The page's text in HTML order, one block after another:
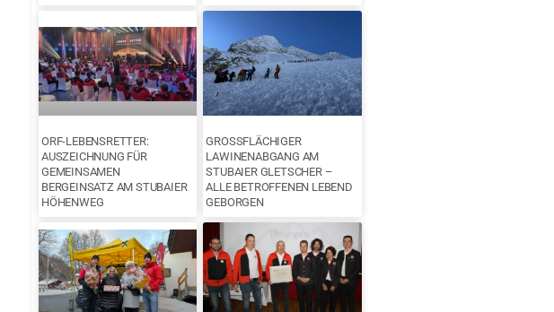
ORF-LEBENSRETTER:
AUSZEICHNUNG FÜR
GEMEINSAMEN
BERGEINSATZ AM STUBAIER
HÖHENWEG
GROSSFLÄCHIGER L
AWINENABGANG AM S
TUBAIER GLETSCHER – A
LLE BETROFFENEN LEBEND G
EBORGEN